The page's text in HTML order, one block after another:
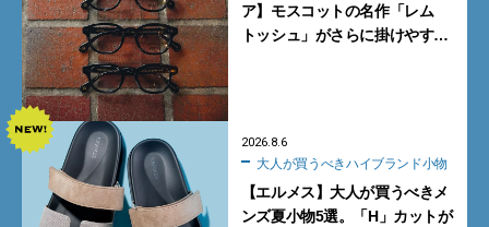
ア】モスコットの名作「レム
トッシュ」がさらに掛けやす
2026.8.6
大人が買うべきハイブランド小物
【エルメス】大人が買うべきメ
ンズ夏小物5選。「H」カットが